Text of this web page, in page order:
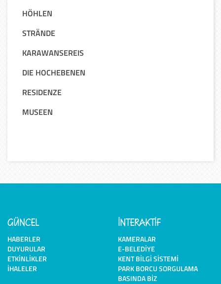
HÖHLEN
STRÄNDE
KARAWANSEREIS
DIE HOCHEBENEN
RESIDENZE
MUSEEN
GÜNCEL
HABERLER
DUYURULAR
ETKINLIKLER
İHALELER
İNTERAKTİF
KAMERALAR
E-BELEDIYE
KENT BILGI SISTEMI
PARK BORCU SORGULAMA
BASINDA BIZ